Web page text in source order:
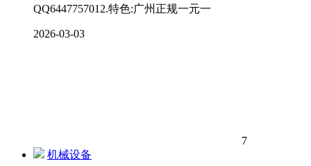
QQ6447757012.特色:广州正规一元一
2026-03-03
7
机械设备